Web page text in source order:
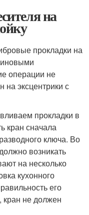
на
прокладки на
операции не
на эксцентрики с
прокладки в
кран сначала
ключа. Во
возникать
на несколько
кухонного
его
кран не должен